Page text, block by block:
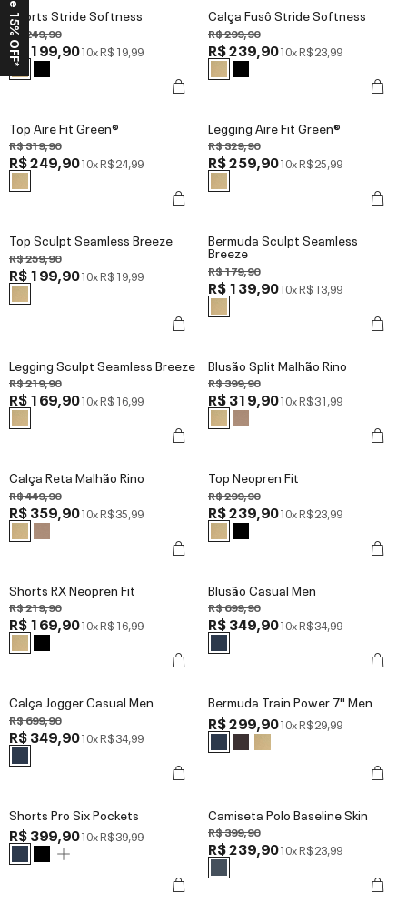
Shorts Stride Softness
R$ 249,90
R$ 199,9010xR$ 19,99
Calça Fusô Stride Softness
R$ 299,90
R$ 239,9010xR$ 23,99
Top Aire Fit Green®
R$ 319,90
R$ 249,9010xR$ 24,99
Legging Aire Fit Green®
R$ 329,90
R$ 259,9010xR$ 25,99
Top Sculpt Seamless Breeze
R$ 259,90
R$ 199,9010xR$ 19,99
Bermuda Sculpt Seamless
Breeze
R$ 179,90
R$ 139,9010xR$ 13,99
Legging Sculpt Seamless Breeze
R$ 219,90
R$ 169,9010xR$ 16,99
Blusão Split Malhão Rino
R$ 399,90
R$ 319,9010xR$ 31,99
Calça Reta Malhão Rino
R$ 449,90
R$ 359,9010xR$ 35,99
Top Neopren Fit
R$ 299,90
R$ 239,9010xR$ 23,99
Shorts RX Neopren Fit
R$ 219,90
R$ 169,9010xR$ 16,99
Blusão Casual Men
R$ 699,90
R$ 349,9010xR$ 34,99
Calça Jogger Casual Men
R$ 699,90
R$ 349,9010xR$ 34,99
Bermuda Train Power 7'' Men
R$ 299,9010xR$ 29,99
Shorts Pro Six Pockets
R$ 399,9010xR$ 39,99
Camiseta Polo Baseline Skin
R$ 399,90
R$ 239,9010xR$ 23,99